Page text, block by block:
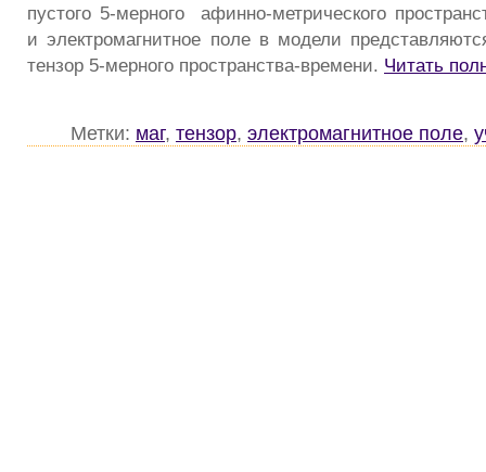
пустого 5-мерного афинно-метрического
и электромагнитное поле в модели
тензор 5-мерного пространства-времени. Читать
Метки: маг, тензор, электромагнитное поле,